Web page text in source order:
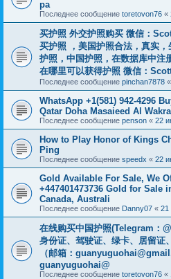
pa
Последнее сообщение toretovon76 «
买护照 外交护照购买 微信：
买护照 ，美国护照合法，真实
护照，中国护照，在数据库中注
在哪里可以获得护照 微信：
Последнее сообщение pinchan7878 «
WhatsApp +1(581) 942-4296
Qatar Doha Masaieed Al
Последнее сообщение penson « 22
How to Play Honor of Kings
Ping
Последнее сообщение speedx « 22
Gold Available For Sale, We
+447401473736 Gold for Sale
Canada, Australi
Последнее сообщение Danny07 « 21
在线购买中国护照(Telegram：
身份证、驾驶证、绿卡、居留证
（邮箱：
guanyuguohai@
Последнее сообщение toretovon76 «